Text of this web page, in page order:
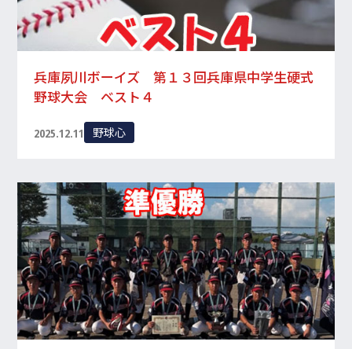
入会・体験レッスン
お申し込み受付中！
TEL/FAX079-820-7670
受付時間 10:00~20:00
兵庫夙川ボーイズ 第１３回兵庫県中学生硬式
野球大会 ベスト４
2025.12.11 野球心